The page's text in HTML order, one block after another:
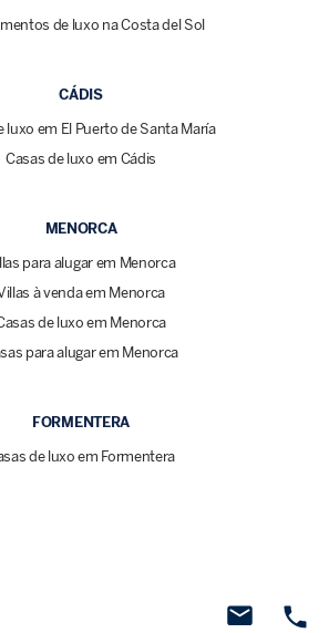
de luxo na Costa del Sol
CÁDIS
luxo em El Puerto de Santa María
Casas de luxo em Cádis
MENORCA
para alugar em Menorca
à venda em Menorca
de luxo em Menorca
para alugar em Menorca
FORMENTERA
de luxo em Formentera